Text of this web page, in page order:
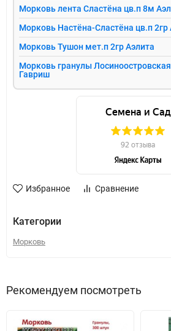
Морковь лента Сластёна цв.п 8м
Морковь Настёна-Сластёна цв.п 2гр
Морковь Тушон мет.п 2гр Аэлита
Морковь гранулы
Гавриш
Избранное Сравнение
Категории
Морковь
Рекомендуем посмотреть